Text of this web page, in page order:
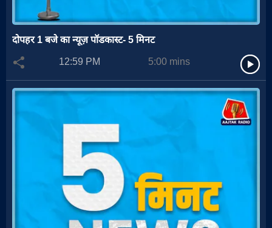
दोपहर 1 बजे का न्यूज़ पॉडकास्ट- 5 मिनट
12:59 PM
5:00 mins